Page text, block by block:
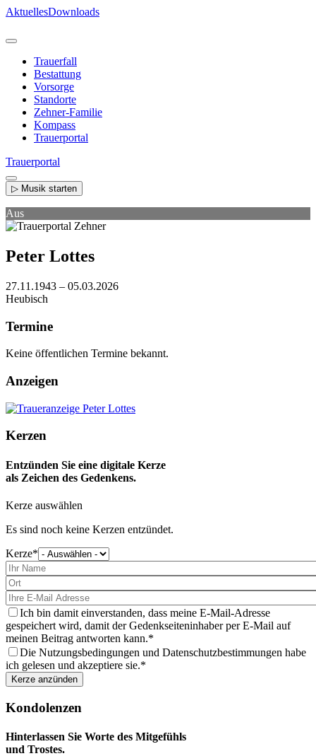
Direkt
Inhalt
AktuellesDownloads
Trauerfall
Bestattung
Vorsorge
Standorte
Zehner-Familie
Kompass
Trauerportal
Trauerportal
▷ Musik starten
Aus
Peter Lottes
27.11.1943 – 05.03.2026
Heubisch
Termine
Keine öffentlichen Termine bekannt.
Anzeigen
Kerzen
Entzünden Sie eine digitale Kerze
als Zeichen des Gedenkens.
Kerze auswählen
Es sind noch keine Kerzen entzündet.
Kerze
wählen
Sie
aus
Ich bin damit einverstanden, dass meine E-Mail-Adresse
gespeichert wird, damit der Gedenkseiteninhaber per E-Mail auf
meinen Beitrag antworten kann.
Die Nutzungsbedingungen und Datenschutzbestimmungen habe
ich gelesen und akzeptiere sie.
Kondolenzen
Hinterlassen Sie Worte des Mitgefühls
und Trostes.